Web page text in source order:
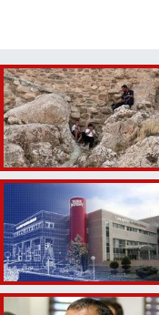
TEBRİK
TEKNOLOJİ
Turizm
VAN'DA SPOR
Vasıta